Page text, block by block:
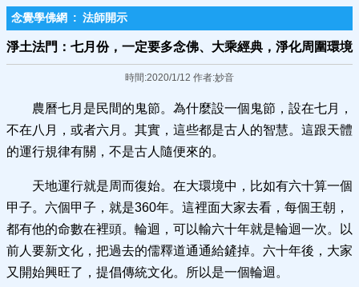
念覺學佛網 : 法師開示
淨土法門：七月份，一定要多念佛、大乘經典，淨化周圍環境
時間:2020/1/12 作者:妙音
農曆七月是民間的鬼節。為什麼設一個鬼節，設在七月，
不在八月，或者六月。其實，這些都是古人的智慧。這跟天體
的運行規律有關，不是古人隨便來的。
天地運行就是周而復始。在大環境中，比如有六十算一個
甲子。六個甲子，就是360年。這裡面大家去看，每個王朝，
都有他的命數在裡頭。輪迴，可以輸六十年就是輪迴一次。以
前人要新文化，把過去的儒釋道通通給鏟掉。六十年後，大家
又開始興旺了，提倡傳統文化。所以是一個輪迴。